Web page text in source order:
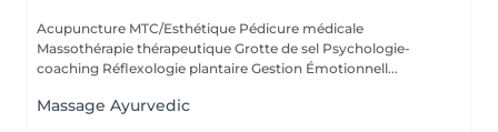
Acupuncture MTC/Esthétique Pédicure médicale
Massothérapie thérapeutique Grotte de sel Psychologie-
coaching Réflexologie plantaire Gestion Émotionnell...
Massage Ayurvedic